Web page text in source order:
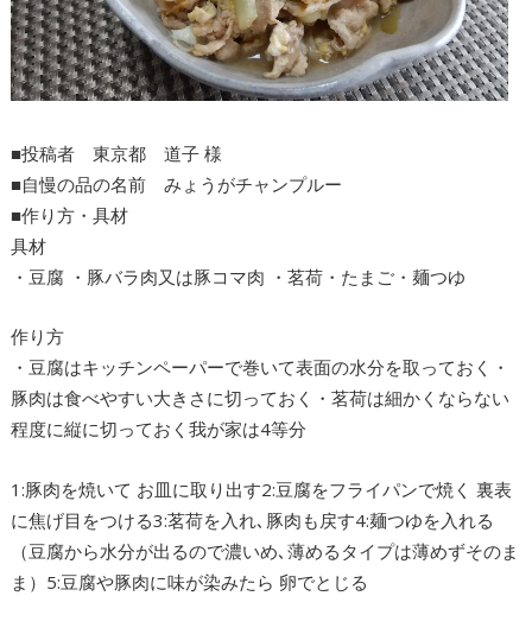
■投稿者 東京都 道子 様
■自慢の品の名前 みょうがチャンプルー
■作り方・具材
具材
・豆腐 ・豚バラ肉又は豚コマ肉 ・茗荷・たまご・麺つゆ
作り方
・豆腐はキッチンペーパーで巻いて表面の水分を取っておく・
豚肉は食べやすい大きさに切っておく・茗荷は細かくならない
程度に縦に切っておく我が家は4等分
1:豚肉を焼いて お皿に取り出す2:豆腐をフライパンで焼く 裏表
に焦げ目をつける3:茗荷を入れ､豚肉も戻す4:麺つゆを入れる
（豆腐から水分が出るので濃いめ､薄めるタイプは薄めずそのま
ま）5:豆腐や豚肉に味が染みたら 卵でとじる